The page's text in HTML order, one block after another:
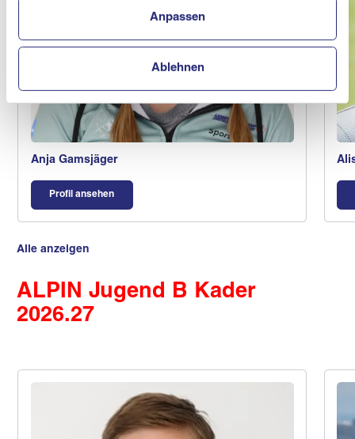
Anpassen
Ablehnen
Anja Gamsjäger
Profil ansehen
Alle anzeigen
ALPIN Jugend B Kader
2026.27